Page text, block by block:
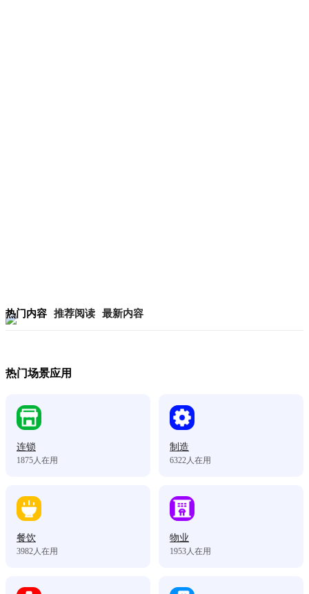
热门内容 推荐阅读 最新内容
热门场景应用
连锁
1875 人在用
制造
6322 人在用
餐饮
3982 人在用
物业
1953 人在用